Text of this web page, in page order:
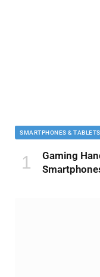
SMARTPHONES & TABLETS
Gaming